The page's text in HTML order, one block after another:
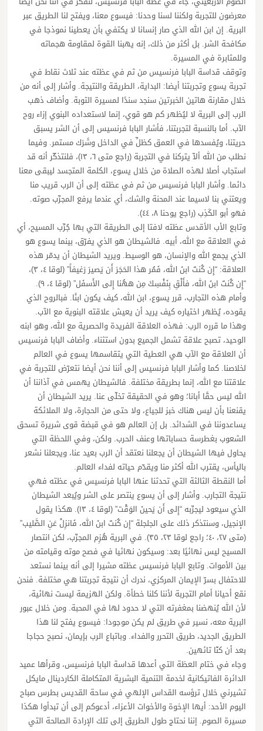
معرضون للتجربة ولكننا لسنا وحدنا: فيسوع معنا، ويفتح لنا الطريق عبر
البرية. إن ابن الله الذي صار إنسانا لا يكتفي بأن يعطينا نموذجا في
مكافحة الشر. بل أكثر من ذلك، إنه يهبنا القوة لمقاومة هجماته
وللمثابرة في المسيرة.
وتوقف قداسة البابا فرنسيس من ثم في عظته عند ثلاث نقاط في
تجربة يسوع وتجربتنا أيضا: البداية، الطريقة والنتيجة. وأشار إلى أنه من
خلال مقارنة هاتين الخبرتين سنجد سندًا لمسيرة التوبة. وأضاف ذهب
الرب إلى البرية لا ليُظهر كم هو قوي، إنما لاستعداده البنوي إزاء روح
الآب. أما بالنسبة لتجربتنا، فأشار البابا فرنسيس إلى أن الشر يسبق
حريتنا، ويُفسدها في العمق كظلِّ في الداخل وشَرَك مستمر. وفيما
نطلب من الله ألاّ يتركنا في التجربة (راجع متى ٦، ١٣)، فلنتذكّر أنه قد
استجاب أصلا لهذه الصلاة من خلال يسوع، الكلمة المتجسد ليبقى معنا
دائما. وأشار البابا فرنسيس من ثم في عظته إلى أن الرب قريب منا
ويعتني بنا لاسيما عند المحنة والشك، أي عندما يرفع المجرِّب صوته.
فهو أبو الكَذِب (راجع يوحنا ٨، ٤٤).
وتابع الأب الأقدس عظته لافتا إلى الطريقة التي بها جُرِّب المسيح، أي
في العلاقة مع الله، أبيه. فالشيطان هو الذي يفرّق، بينما يسوع هو
الذي يجمع الله والإنسان، هو الوسيط. ويريد الشيطان أن يدمّر هذه
العلاقة: “إِن كُنتَ ابنَ الله، فَمُر هذا الحَجَرَ أَن يَصيرَ رَغيفاً” (لوقا ٤، ٣)،
“إِن كُنتَ ابنَ الله، فأَلْقِ بِنَفْسِكَ مِن ههُنا إِلى الأَسفَل” (لوقا ٤، ٩).
وأمام هذه التجارب، قرر يسوع، ابن الله، كيف يكون ابنًا. فبالروح الذي
يقوده، يُظهر اختياره كيف يريد أن يعيش علاقته البنوية مع الآب.
وهذا ما قرره الرب: فهذه العلاقة الفريدة والحصرية مع الله، وهو ابنه
الوحيد، تصبح علاقة تشمل الجميع بدون استثناء. وأضاف البابا فرنسيس
أن العلاقة مع الآب هي العطية التي يتقاسمها يسوع في العالم
لخلاصنا. كما وأشار البابا فرنسيس إلى أننا نحن أيضا نتعرّض للتجربة في
علاقتنا مع الله، إنما بطريقة مختلفة. فالشيطان يهمس في آذاننا أن
الله ليس حقًا أبانا؛ وهو في الحقيقة تخلّى عنا. يريد الشيطان أن
يقنعنا بأن ليس هناك خبز للجياع، ولا حتى من الحجارة، ولا الملائكة
يساعدوننا في الشدائد. بل إن العالم هو في قبضة قوى شريرة تسحق
الشعوب بغطرسة حساباتها وعنف الحرب. ولكن، وفي اللحظة التي
يحاول فيها الشيطان أن يجعلنا نعتقد أن الرب بعيد عنا، ويجعلنا نشعر
باليأس، يقترب الله أكثر منا ويقدّم حياته لفداء العالم.
أما النقطة الثالثة التي تحدثنا عنها البابا فرنسيس في عظته فهي
نتيجة التجارب. وأشار إلى أن يسوع ينتصر على الشر ويُبعد الشيطان
الذي سيعود ليجرِّبه “إِلى أَن يَحينَ الوَقْت” (لوقا ٤، ١٣). هكذا يقول
الإنجيل، وسنتذكر ذلك على الجلجلة “إِن كُنتَ ابنَ الله، فَانزِلْ عَنِ الصَّليب”
(متى ٢٧، ٤٠؛ راجع لوقا ٢٣، ٣٥). في البرية هُزِم المجرِّب، لكن انتصار
المسيح ليس نهائيًا بعد: وسيكون نهائيا في فصح موته وقيامته من
بين الأموات. وتابع البابا فرنسيس عظته مشيرا إلى أنه بينما نستعد
للاحتفال بسرّ الإيمان المركزي، ندرك أن نتيجة تجربتنا هي مختلفة. فنحن
نقع أحيانا أمام التجربة لأننا كلنا خطأة. ولكن الهزيمة ليست نهائية،
لأن الله يُنهضنا بمغفرته التي لا حدود لها في المحبة. ومن خلال عبور
البرية معه، نسير في طريق لم يكن موجودا: فيسوع يفتح لنا هذا
الطريق الجديد، طريق التحرر والفداء. وباتباع الرب بإيمان، نصبح حجاجا
بعد أن كنّا تائهين.
وجاء في ختام العظة التي أعدها قداسة البابا فرنسيس، وقرأها عميد
الدائرة الفاتيكانية لخدمة التنمية البشرية المتكاملة الكاردينال مايكل
تشيرني خلال ترؤسه القداس الإلهي في ساحة القديس بطرس صباح
اليوم الأحد: أيها الإخوة والأخوات الأعزاء، أدعوكم إلى أن تبدأوا هكذا
مسيرة الصوم. إننا نحتاج طول الطريق إلى تلك الإرادة الصالحة التي